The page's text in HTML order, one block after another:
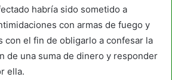
habría sido sometido a
con armas de fuego y
con el fin de obligarlo a confesar la
de una suma de dinero y responder
ella.